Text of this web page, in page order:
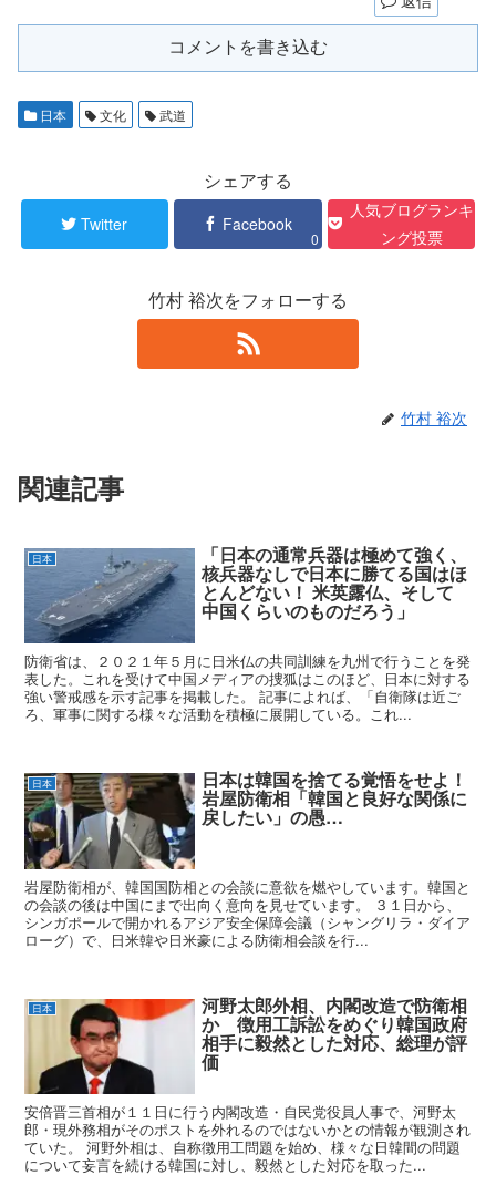
コメントを書き込む
日本 文化 武道
シェアする
Twitter Facebook
0
人気ブログランキ
ング投票
竹村 裕次をフォローする
竹村 裕次
関連記事
日本 「日本の通常兵器は極めて強く、
核兵器なしで日本に勝てる国はほ
とんどない！ 米英露仏、そして
中国くらいのものだろう」
防衛省は、２０２１年５月に日米仏の共同訓練を九州で行うことを発
表した。これを受けて中国メディアの捜狐はこのほど、日本に対する
強い警戒感を示す記事を掲載した。 記事によれば、「自衛隊は近ご
ろ、軍事に関する様々な活動を積極に展開している。これ...
日本 日本は韓国を捨てる覚悟をせよ！
岩屋防衛相「韓国と良好な関係に
戻したい」の愚…
岩屋防衛相が、韓国国防相との会談に意欲を燃やしています。韓国と
の会談の後は中国にまで出向く意向を見せています。 ３１日から、
シンガポールで開かれるアジア安全保障会議（シャングリラ・ダイア
ローグ）で、日米韓や日米豪による防衛相会談を行...
日本 河野太郎外相、内閣改造で防衛相
か 徴用工訴訟をめぐり韓国政府
相手に毅然とした対応、総理が評
価
安倍晋三首相が１１日に行う内閣改造・自民党役員人事で、河野太
郎・現外務相がそのポストを外れるのではないかとの情報が観測され
ていた。 河野外相は、自称徴用工問題を始め、様々な日韓間の問題
について妄言を続ける韓国に対し、毅然とした対応を取った...